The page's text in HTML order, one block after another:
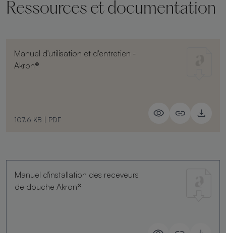
Ressources et documentation
Manuel d'utilisation et d'entretien -
Akron®
107.6 KB | PDF
Manuel d'installation des receveurs
de douche Akron®